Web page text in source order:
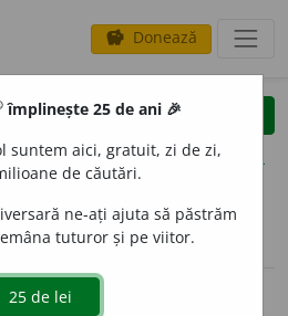
savings Donează
clear
opțiuni
volume_up (15)
împlinește 25 de ani 🎉
suntem aici, gratuit, zi de zi,
de căutări.
ne-ați ajuta să păstrăm
tuturor și pe viitor.